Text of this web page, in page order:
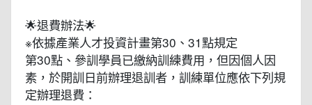
🌟退費辦法🌟
※依據產業人才投資計畫第30、31點規定
第30點、參訓學員已繳納訓練費用，但因個人因
素，於開訓日前辦理退訓者，訓練單位應依下列規
定辦理退費：